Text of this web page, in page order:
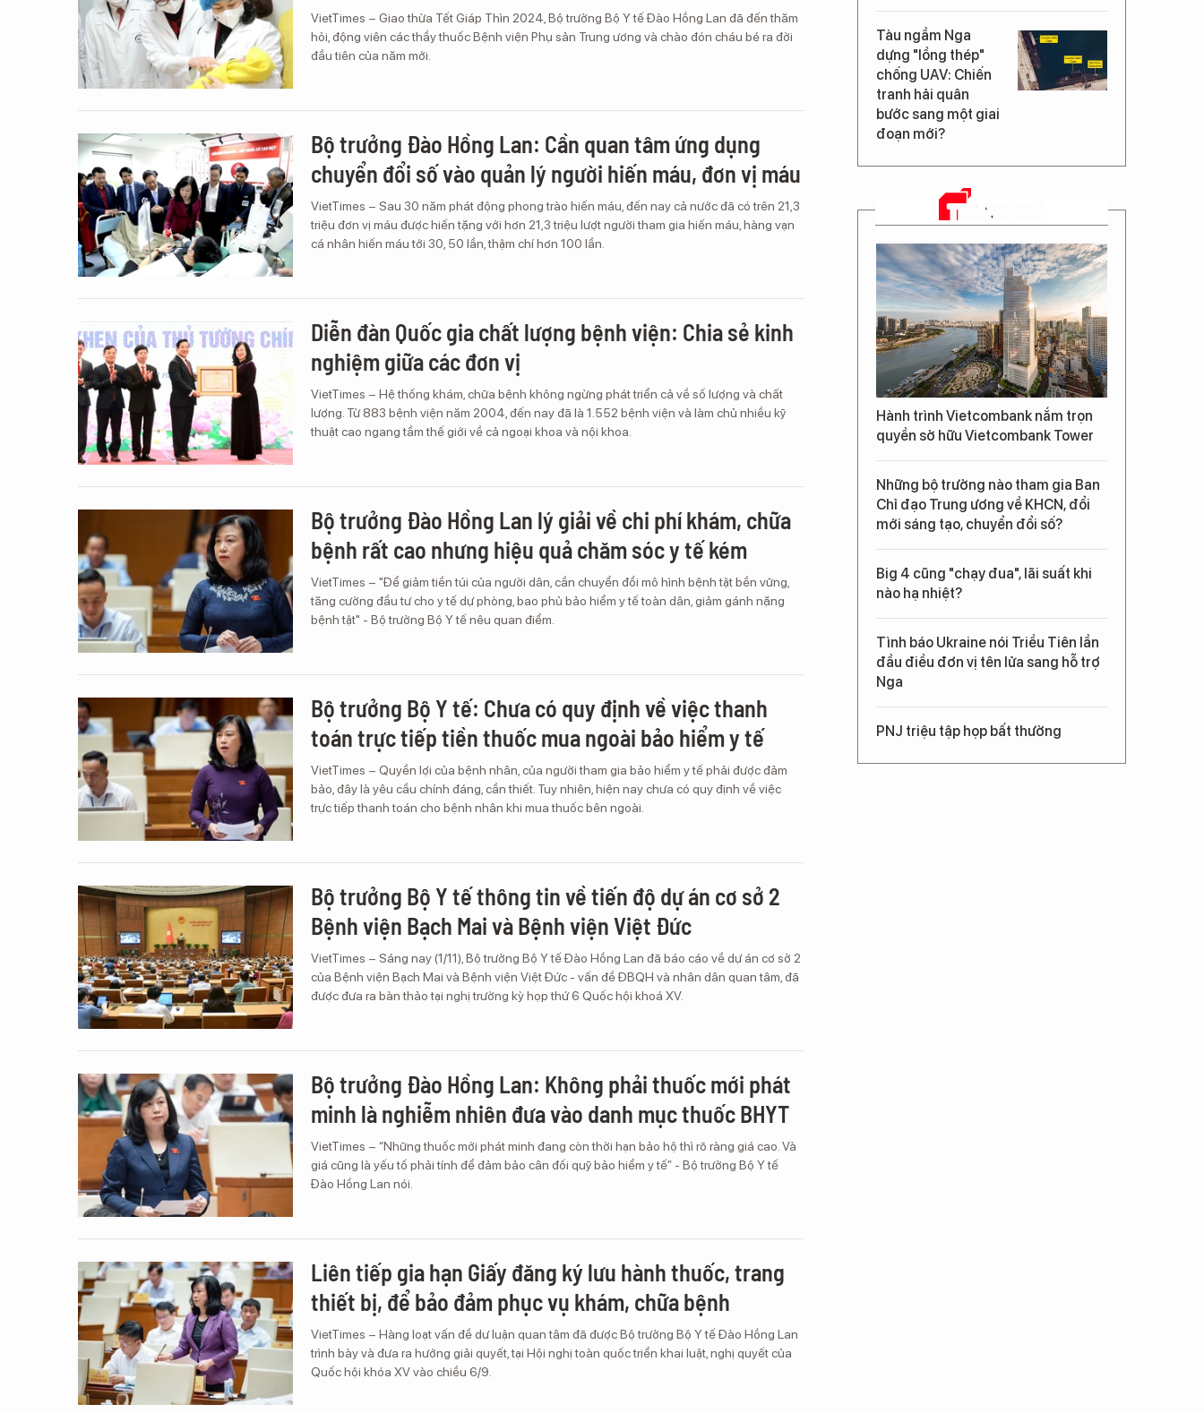
VietTimes – Giao thừa Tết Giáp Thìn 2024, Bộ trưởng Bộ Y tế Đào Hồng Lan đã đến thăm
hỏi, động viên các thầy thuốc Bệnh viện Phụ sản Trung ương và chào đón cháu bé ra đời
đầu tiên của năm mới.
Bộ trưởng Đào Hồng Lan: Cần quan tâm ứng dụng
chuyển đổi số vào quản lý người hiến máu, đơn vị máu
VietTimes – Sau 30 năm phát động phong trào hiến máu, đến nay cả nước đã có trên 21,3
triệu đơn vị máu được hiến tặng với hơn 21,3 triệu lượt người tham gia hiến máu, hàng vạn
cá nhân hiến máu tới 30, 50 lần, thậm chí hơn 100 lần.
Diễn đàn Quốc gia chất lượng bệnh viện: Chia sẻ kinh
nghiệm giữa các đơn vị
VietTimes – Hệ thống khám, chữa bệnh không ngừng phát triển cả về số lượng và chất
lượng. Từ 883 bệnh viện năm 2004, đến nay đã là 1.552 bệnh viện và làm chủ nhiều kỹ
thuật cao ngang tầm thế giới về cả ngoại khoa và nội khoa.
Bộ trưởng Đào Hồng Lan lý giải về chi phí khám, chữa
bệnh rất cao nhưng hiệu quả chăm sóc y tế kém
VietTimes – "Để giảm tiền túi của người dân, cần chuyển đổi mô hình bệnh tật bền vững,
tăng cường đầu tư cho y tế dự phòng, bao phủ bảo hiểm y tế toàn dân, giảm gánh nặng
bệnh tật" - Bộ trưởng Bộ Y tế nêu quan điểm.
Bộ trưởng Bộ Y tế: Chưa có quy định về việc thanh
toán trực tiếp tiền thuốc mua ngoài bảo hiểm y tế
VietTimes – Quyền lợi của bệnh nhân, của người tham gia bảo hiểm y tế phải được đảm
bảo, đây là yêu cầu chính đáng, cần thiết. Tuy nhiên, hiện nay chưa có quy định về việc
trực tiếp thanh toán cho bệnh nhân khi mua thuốc bên ngoài.
Bộ trưởng Bộ Y tế thông tin về tiến độ dự án cơ sở 2
Bệnh viện Bạch Mai và Bệnh viện Việt Đức
VietTimes – Sáng nay (1/11), Bộ trưởng Bộ Y tế Đào Hồng Lan đã báo cáo về dự án cơ sở 2
của Bệnh viện Bạch Mai và Bệnh viện Việt Đức - vấn đề ĐBQH và nhân dân quan tâm, đã
được đưa ra bàn thảo tại nghị trường kỳ họp thứ 6 Quốc hội khoá XV.
Bộ trưởng Đào Hồng Lan: Không phải thuốc mới phát
minh là nghiễm nhiên đưa vào danh mục thuốc BHYT
VietTimes – “Những thuốc mới phát minh đang còn thời hạn bảo hộ thì rõ ràng giá cao. Và
giá cũng là yếu tố phải tính để đảm bảo cân đối quỹ bảo hiểm y tế” - Bộ trưởng Bộ Y tế
Đào Hồng Lan nói.
Liên tiếp gia hạn Giấy đăng ký lưu hành thuốc, trang
thiết bị, để bảo đảm phục vụ khám, chữa bệnh
VietTimes – Hàng loạt vấn đề dư luận quan tâm đã được Bộ trưởng Bộ Y tế Đào Hồng Lan
trình bày và đưa ra hướng giải quyết, tại Hội nghị toàn quốc triển khai luật, nghị quyết của
Quốc hội khóa XV vào chiều 6/9.
Tàu ngầm Nga
dựng "lồng thép"
chống UAV: Chiến
tranh hải quân
bước sang một giai
đoạn mới?
TRANG CHỦ
Hành trình Vietcombank nắm trọn
quyền sở hữu Vietcombank Tower
Những bộ trưởng nào tham gia Ban
Chỉ đạo Trung ương về KHCN, đổi
mới sáng tạo, chuyển đổi số?
Big 4 cũng "chạy đua", lãi suất khi
nào hạ nhiệt?
Tình báo Ukraine nói Triều Tiên lần
đầu điều đơn vị tên lửa sang hỗ trợ
Nga
PNJ triệu tập họp bất thường